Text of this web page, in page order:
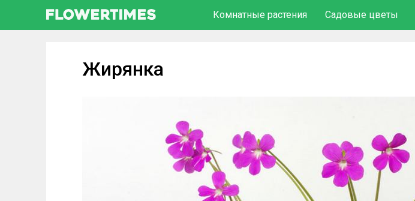
Комнатные растения Садовые цветы
Жирянка